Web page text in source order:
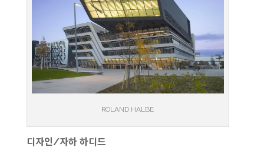
ROLAND HALBE
디자인/자하 하디드